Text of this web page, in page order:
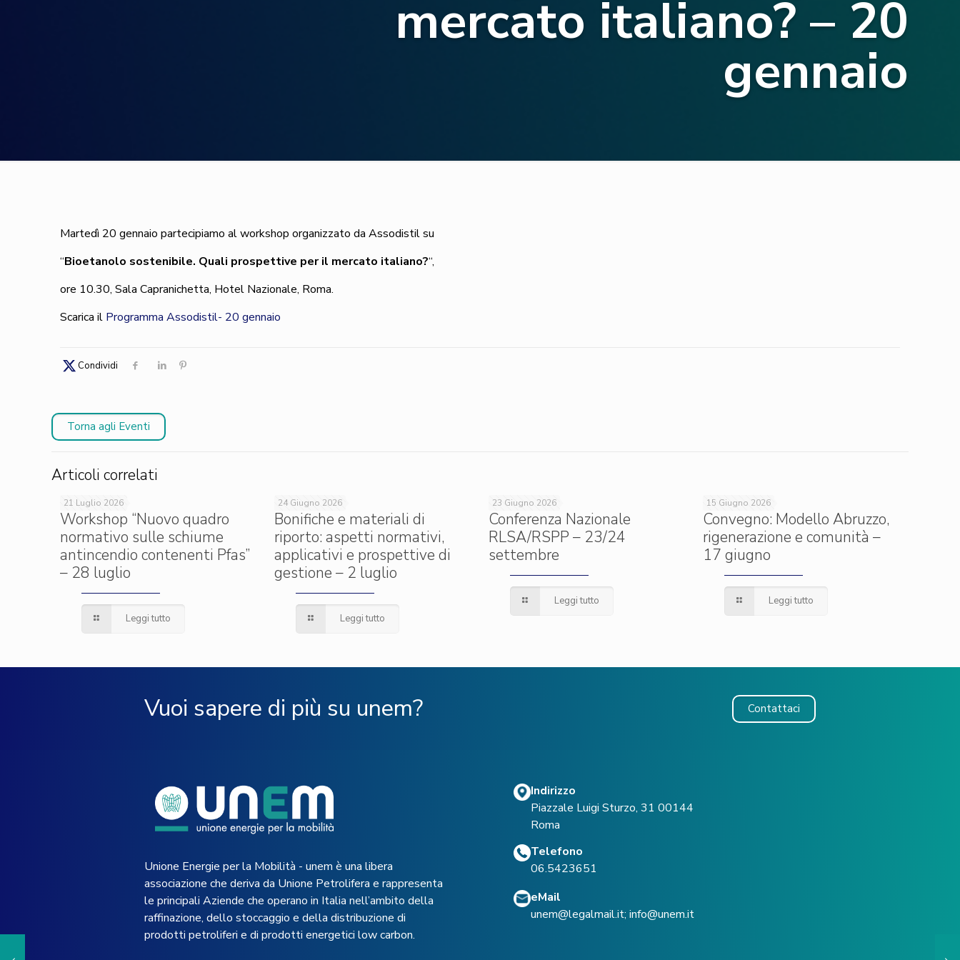
mercato italiano? – 20
gennaio
Martedì 20 gennaio partecipiamo al workshop organizzato da Assodistil su
“Bioetanolo sostenibile. Quali prospettive per il mercato italiano?“,
ore 10.30, Sala Capranichetta, Hotel Nazionale, Roma.
Scarica il Programma Assodistil- 20 gennaio
Condividi
Torna agli Eventi
Articoli correlati
21 Luglio 2026
Workshop “Nuovo quadro
normativo sulle schiume
antincendio contenenti Pfas”
– 28 luglio
Leggi tutto
24 Giugno 2026
Bonifiche e materiali di
riporto: aspetti normativi,
applicativi e prospettive di
gestione – 2 luglio
Leggi tutto
23 Giugno 2026
Conferenza Nazionale
RLSA/RSPP – 23/24
settembre
Leggi tutto
15 Giugno 2026
Convegno: Modello Abruzzo,
rigenerazione e comunità –
17 giugno
Leggi tutto
Vuoi sapere di più su unem? Contattaci
Unione Energie per la Mobilità - unem è una libera
associazione che deriva da Unione Petrolifera e rappresenta
le principali Aziende che operano in Italia nell’ambito della
raffinazione, dello stoccaggio e della distribuzione di
prodotti petroliferi e di prodotti energetici low carbon.
Indirizzo
Piazzale Luigi Sturzo, 31 00144
Roma
Telefono
06.5423651
eMail
unem@legalmail.it;info@unem.it